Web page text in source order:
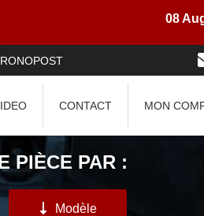
08 Aug 2026 >
CONTACT MON
PIÈCE PAR :
Modèle